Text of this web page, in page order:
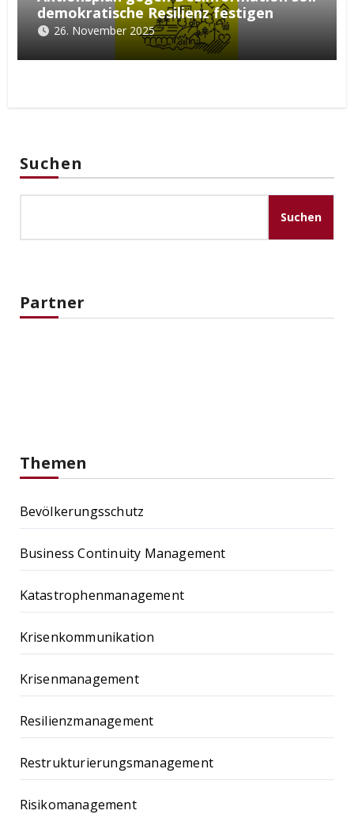
demokratische Resilienz festigen
26. November 2025
Suchen
Suchen
Partner
Themen
Bevölkerungsschutz
Business Continuity Management
Katastrophenmanagement
Krisenkommunikation
Krisenmanagement
Resilienzmanagement
Restrukturierungsmanagement
Risikomanagement